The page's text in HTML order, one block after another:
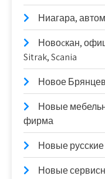
Ниагара,
Новоcкан,
Sitrak, Scania
Новое
Новые
фирма
Новые
Новые